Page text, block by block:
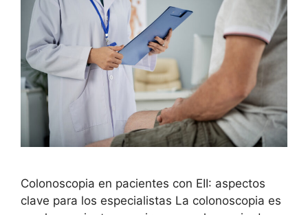
Colonoscopia en pacientes con EII: aspectos
clave para los especialistas La colonoscopia es